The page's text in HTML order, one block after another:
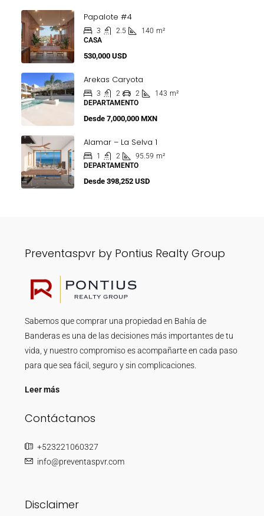
Papalote #4
3 2.5 140 m²
CASA
530,000 USD
Arekas Caryota
3 2 2 143 m²
DEPARTAMENTO
Desde 7,000,000 MXN
Alamar – La Selva 1
1 2 95.59 m²
DEPARTAMENTO
Desde 398,252 USD
Preventaspvr by Pontius Realty Group
Sabemos que comprar una propiedad en Bahía de
Banderas es una de las decisiones más importantes de tu
vida, y nuestro compromiso es acompañarte en cada paso
para que sea fácil, seguro y sin complicaciones.
Leer más
Contáctanos
+523221060327
info@preventaspvr.com
Disclaimer